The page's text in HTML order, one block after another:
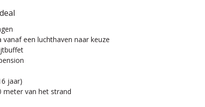
een luchthaven naar keuze
jaar)
meter van het strand